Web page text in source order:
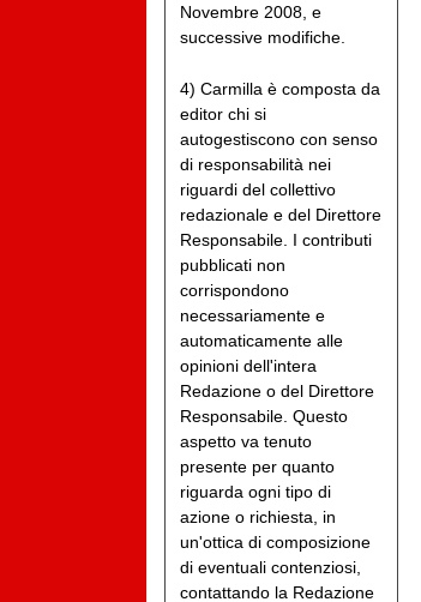
Novembre 2008, e
successive modifiche.
4) Carmilla è composta da
editor chi si
autogestiscono con senso
di responsabilità nei
riguardi del collettivo
redazionale e del Direttore
Responsabile. I contributi
pubblicati non
corrispondono
necessariamente e
automaticamente alle
opinioni dell'intera
Redazione o del Direttore
Responsabile. Questo
aspetto va tenuto
presente per quanto
riguarda ogni tipo di
azione o richiesta, in
un'ottica di composizione
di eventuali contenziosi,
contattando la Redazione